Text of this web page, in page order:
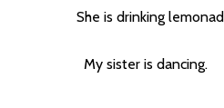
She is drinking
My sister is dancing.